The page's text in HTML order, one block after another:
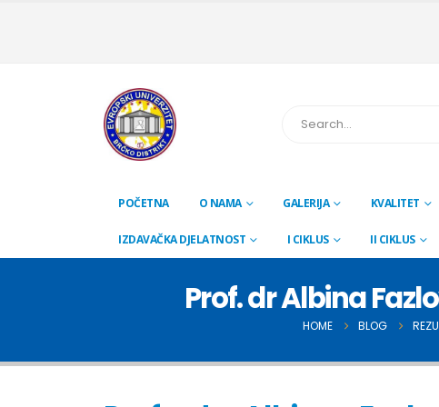
POČETNA O NAMA GALERIJA KVALITET
IZDAVAČKA DJELATNOST I CIKLUS II CIKLUS
Prof. dr Albina
HOME BLOG